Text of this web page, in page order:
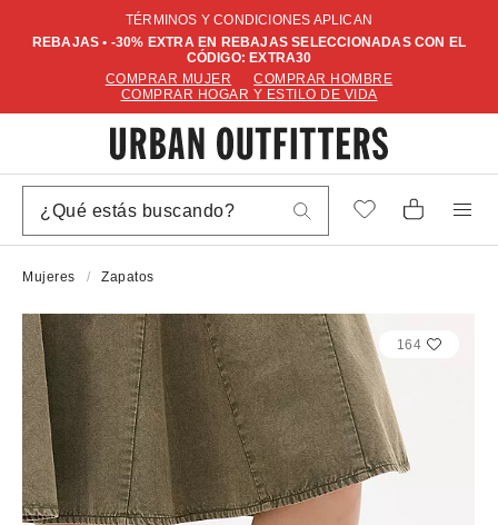
TÉRMINOS Y CONDICIONES APLICAN
REBAJAS • -30% EXTRA EN REBAJAS SELECCIONADAS CON EL
CÓDIGO: EXTRA30
COMPRAR MUJER
COMPRAR HOMBRE
COMPRAR HOGAR Y ESTILO DE VIDA
Mujeres Zapatos
164